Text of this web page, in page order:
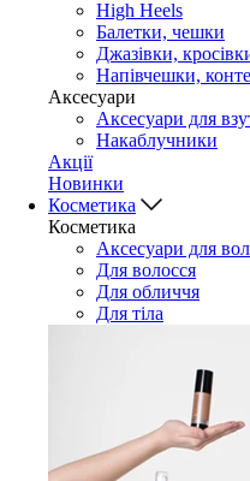
High Heels
Балетки, чешки
Джазівки,
Напівчешки,
Аксесуари
Аксесуари для
Накаблучники
Акції
Новинки
Косметика
Косметика
Аксесуари для
Для волосся
Для обличчя
Для тіла